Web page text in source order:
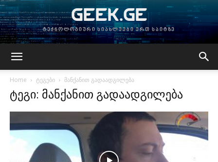
GEEK.GE
ტექნოლოგიური სიახლეები ერთ საიტზე
Home ტეგები მანქანით გადაადგილება
ტეგი: მანქანით გადაადგილება